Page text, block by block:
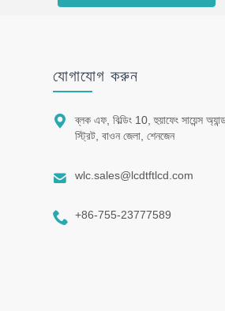
যোগাযোগ করুন

ব্লক এফ, বিল্ডিং 10, হুয়াফেং সায়েন্স
স্ট্রিট, বাওন জেলা, শেনজেন
 wlc.sales@lcdtftlcd.com
 +86-755-23777589